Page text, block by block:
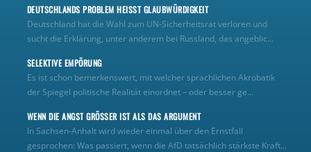
DEUTSCHLANDS PROBLEM HEISST GLAUBWÜRDIGKEIT
Deutschland hat die Wahl zum UN‑Sicherheitsrat verloren und
sucht die Erklärung, unter anderem bei Russland, das angeblic...
SELEKTIVE EMPÖRUNG
Es ist schon bemerkenswert, mit welcher sprachlichen Akrobatik
der Spiegel politische Realität einordnet – oder besser ge...
WENN DIE ANGST GRÖSSER IST ALS DAS ARGUMENT
In Sachsen-Anhalt wird wieder einmal über den Ernstfall
gesprochen: Was passiert, wenn die AfD tatsächlich stärkste Kraft...